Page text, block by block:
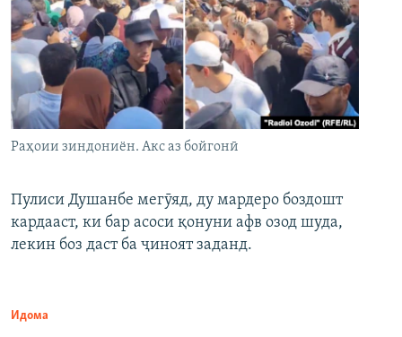
Раҳоии зиндониён. Акс аз бойгонӣ
Пулиси Душанбе мегӯяд, ду мардеро боздошт
кардааст, ки бар асоси қонуни афв озод шуда,
лекин боз даст ба ҷиноят заданд.
Идома